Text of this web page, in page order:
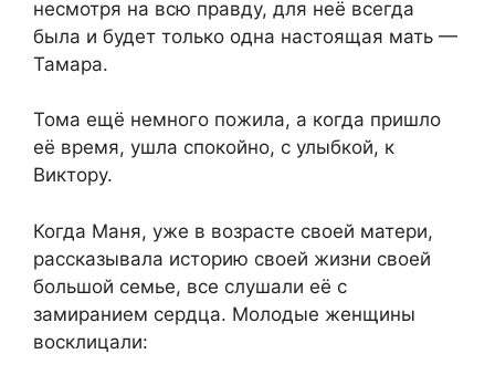
несмотря на всю правду, для неё всегда
была и будет только одна настоящая мать —
Тамара.
Тома ещё немного пожила, а когда пришло
её время, ушла спокойно, с улыбкой, к
Виктору.
Когда Маня, уже в возрасте своей матери,
рассказывала историю своей жизни своей
большой семье, все слушали её с
замиранием сердца. Молодые женщины
восклицали: